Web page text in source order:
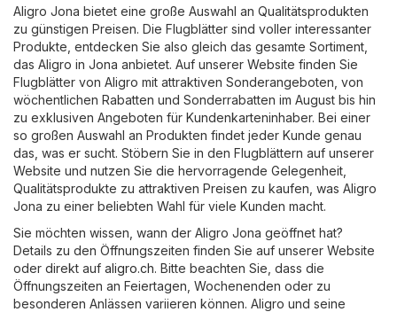
Aligro Jona bietet eine große Auswahl an Qualitätsprodukten
zu günstigen Preisen. Die Flugblätter sind voller interessanter
Produkte, entdecken Sie also gleich das gesamte Sortiment,
das Aligro in Jona anbietet. Auf unserer Website finden Sie
Flugblätter von Aligro mit attraktiven Sonderangeboten, von
wöchentlichen Rabatten und Sonderrabatten im August bis hin
zu exklusiven Angeboten für Kundenkarteninhaber. Bei einer
so großen Auswahl an Produkten findet jeder Kunde genau
das, was er sucht. Stöbern Sie in den Flugblättern auf unserer
Website und nutzen Sie die hervorragende Gelegenheit,
Qualitätsprodukte zu attraktiven Preisen zu kaufen, was Aligro
Jona zu einer beliebten Wahl für viele Kunden macht.
Sie möchten wissen, wann der Aligro Jona geöffnet hat?
Details zu den Öffnungszeiten finden Sie auf unserer Website
oder direkt auf aligro.ch. Bitte beachten Sie, dass die
Öffnungszeiten an Feiertagen, Wochenenden oder zu
besonderen Anlässen variieren können. Aligro und seine